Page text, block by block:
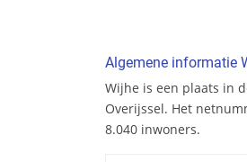
Algemene informatie
Wijhe is een plaats in
Overijssel. Het
8.040 inwoners.